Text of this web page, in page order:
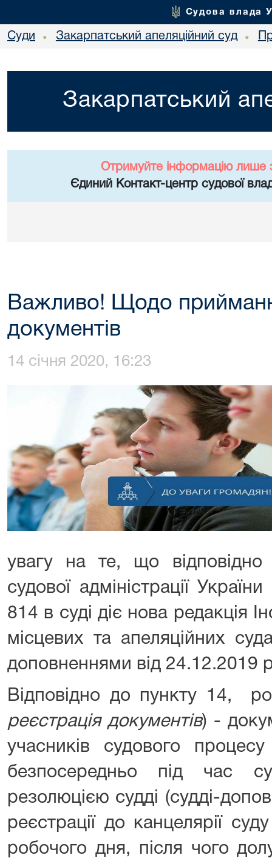
Судова влада
Суди • Закарпатський апеляційний суд •
Закарпатський
Отримуйте інформацію лише
Єдиний Контакт-центр судової
Важливо! Щодо
документів
14 січня 2020, 16:23
увагу на те, що
судової адміністрації
814 в суді діє нова редакція
місцевих та апеляційних
доповненнями від 24.12.2019
Відповідно до пункту 14,
реєстрація документів) -
учасників судового
безпосередньо під час
резолюцією судді (судді-
реєстрації до канцелярії
робочого дня, після чого